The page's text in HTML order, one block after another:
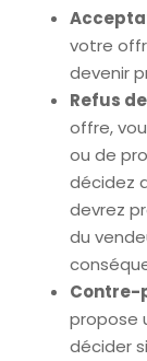
votre
devenir
Refus
offre,
ou de
décidez
devrez
du
Contre-
propose
décider